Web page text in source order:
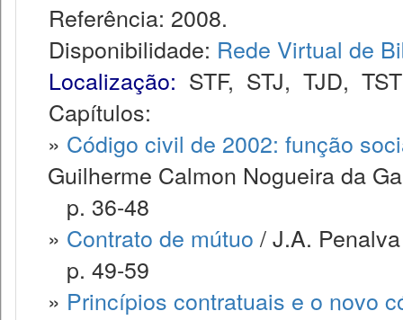
Referência: 2008.
Disponibilidade: Rede Virtual de
Localização: STF, STJ, TJD, TST
Capítulos:
» Código civil de 2002: função
Guilherme Calmon Nogueira da
p. 36-48
» Contrato de mútuo / J.A.
p. 49-59
» Princípios contratuais e o novo